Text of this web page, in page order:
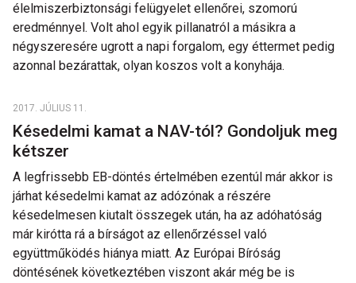
élelmiszerbiztonsági felügyelet ellenőrei, szomorú
eredménnyel. Volt ahol egyik pillanatról a másikra a
négyszeresére ugrott a napi forgalom, egy éttermet pedig
azonnal bezárattak, olyan koszos volt a konyhája.
2017. JÚLIUS 11.
Késedelmi kamat a NAV-tól? Gondoljuk meg
kétszer
A legfrissebb EB-döntés értelmében ezentúl már akkor is
járhat késedelmi kamat az adózónak a részére
késedelmesen kiutalt összegek után, ha az adóhatóság
már kirótta rá a bírságot az ellenőrzéssel való
együttműködés hiánya miatt. Az Európai Bíróság
döntésének következtében viszont akár még be is